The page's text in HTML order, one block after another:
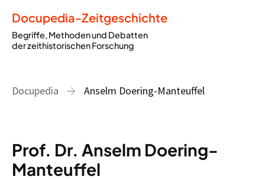
Docupedia-Zeitgeschichte
Begriffe, Methoden und Debatten
der zeithistorischen Forschung
Docupedia Anselm Doering-Manteuffel
Prof. Dr. Anselm Doering-
Manteuffel